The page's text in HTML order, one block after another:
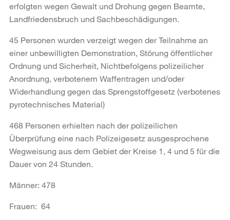
erfolgten wegen Gewalt und Drohung gegen Beamte,
Landfriedensbruch und Sachbeschädigungen.
45 Personen wurden verzeigt wegen der Teilnahme an
einer unbewilligten Demonstration, Störung öffentlicher
Ordnung und Sicherheit, Nichtbefolgens polizeilicher
Anordnung, verbotenem Waffentragen und/oder
Widerhandlung gegen das Sprengstoffgesetz (verbotenes
pyrotechnisches Material)
468 Personen erhielten nach der polizeilichen
Überprüfung eine nach Polizeigesetz ausgesprochene
Wegweisung aus dem Gebiet der Kreise 1, 4 und 5 für die
Dauer von 24 Stunden.
Männer: 478
Frauen: 64